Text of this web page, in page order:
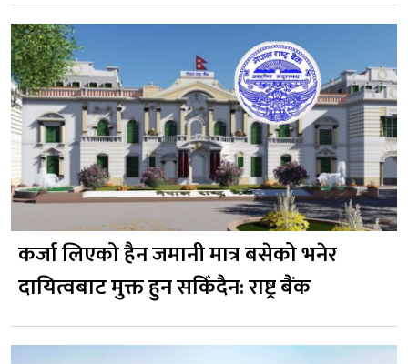
कर्जा लिएको हैन जमानी मात्र बसेको भनेर
दायित्वबाट मुक्त हुन सकिँदैन: राष्ट्र बैंक